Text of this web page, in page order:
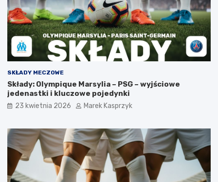
SKŁADY MECZOWE
Składy: Olympique Marsylia – PSG – wyjściowe
jedenastki i kluczowe pojedynki
23 kwietnia 2026 Marek Kasprzyk